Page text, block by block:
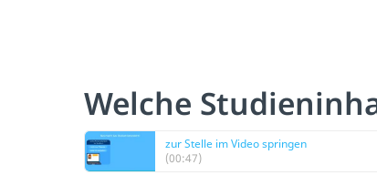
Welche
zur Stelle im Video springen
(00:47)